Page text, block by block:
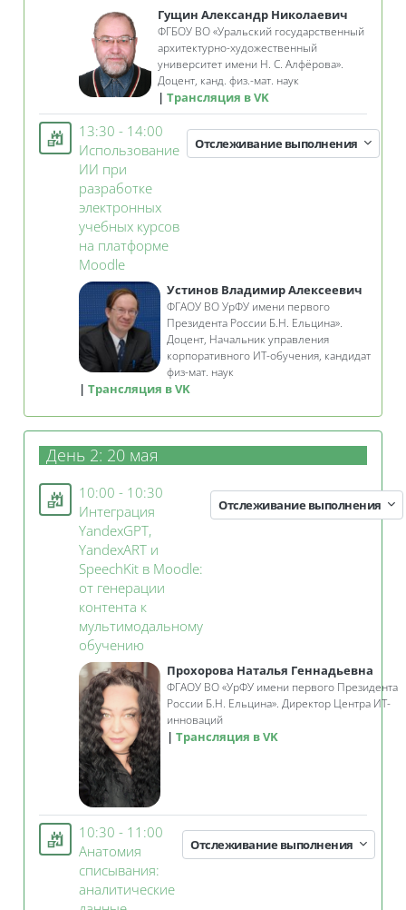
Гущин Александр Николаевич
ФГБОУ ВО «Уральский государственный
архитектурно-художественный
университет имени Н. С. Алфёрова».
Доцент, канд. физ.-мат. наук
Трансляция в VK
13:30 - 14:00
Использование
ИИ при
разработке
электронных
учебных курсов
на платформе
MoodleЗанятие 3KL
Отслеживание выполнения
Устинов Владимир Алексеевич
ФГАОУ ВО УрФУ имени первого
Президента России Б.Н. Ельцина».
Доцент, Начальник управления
корпоративного ИТ-обучения, кандидат
физ-мат. наук
Трансляция в VK
День 2: 20 мая
10:00 - 10:30
Интеграция
YandexGPT,
YandexART и
SpeechKit в Moodle:
от генерации
контента к
мультимодальному
обучению
Отслеживание выполнения
Прохорова Наталья Геннадьевна
ФГАОУ ВО«УрФУ имени первого Президента
России Б.Н. Ельцина». Директор Центра ИТ-
инноваций
Трансляция в VK
10:30 - 11:00
Анатомия
списывания:
аналитические
Отслеживание выполнения